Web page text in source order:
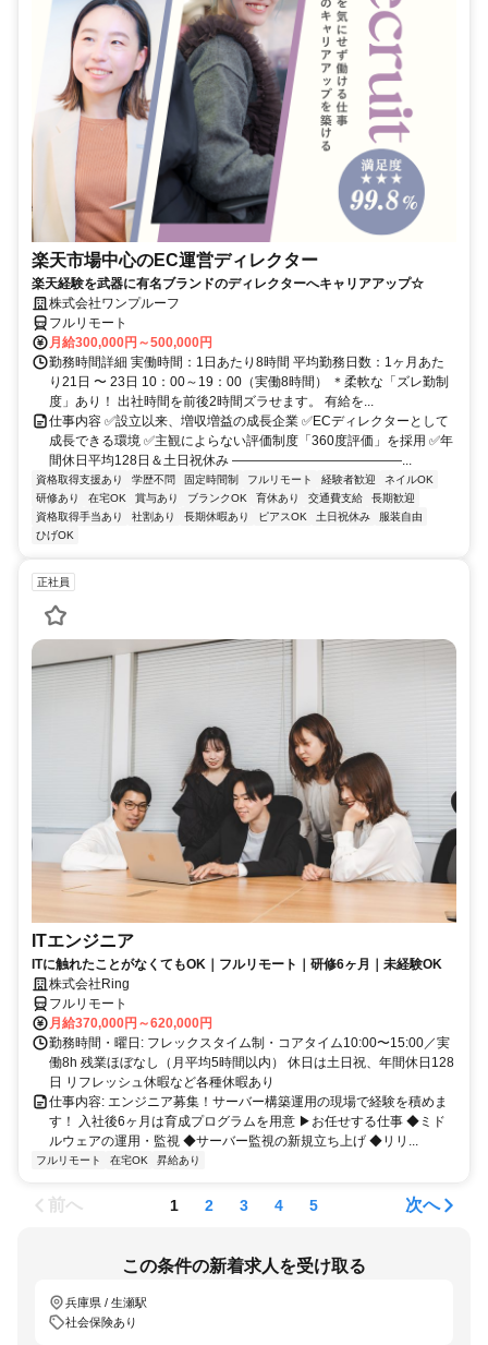
楽天市場中心のEC運営ディレクター
楽天経験を武器に有名ブランドのディレクターへキャリアアップ☆
株式会社ワンプルーフ
フルリモート
月給300,000円～500,000円
勤務時間詳細 実働時間：1日あたり8時間 平均勤務日数：1ヶ月あた
り21日 〜 23日 10：00～19：00（実働8時間） ＊柔軟な「ズレ勤制
度」あり！ 出社時間を前後2時間ズラせます。 有給を...
仕事内容 ✅設立以来、増収増益の成長企業 ✅ECディレクターとして
成長できる環境 ✅主観によらない評価制度「360度評価」を採用 ✅年
間休日平均128日＆土日祝休み ―――――――――――――...
資格取得支援あり 学歴不問 固定時間制 フルリモート 経験者歓迎
ネイルOK
研修あり
在宅OK 賞与あり ブランクOK 育休あり 交通費支給
長期歓迎
資格取得手当あり
社割あり 長期休暇あり ピアスOK 土日祝休み
服装自由
ひげOK
正社員
ITエンジニア
ITに触れたことがなくてもOK｜フルリモート｜研修6ヶ月｜未経験OK
株式会社Ring
フルリモート
月給370,000円～620,000円
勤務時間・曜日: フレックスタイム制・コアタイム10:00〜15:00／実
働8h 残業ほぼなし（月平均5時間以内） 休日は土日祝、年間休日128
日 リフレッシュ休暇など各種休暇あり
仕事内容: エンジニア募集！サーバー構築運用の現場で経験を積めま
す！ 入社後6ヶ月は育成プログラムを用意 ▶お任せする仕事 ◆ミド
ルウェアの運用・監視 ◆サーバー監視の新規立ち上げ ◆リリ...
フルリモート 在宅OK 昇給あり
前へ 1 2 3 4 5 次へ
この条件の新着求人を受け取る
兵庫県 / 生瀬駅
社会保険あり